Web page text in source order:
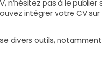
n’hésitez pas à le publier
intégrer votre CV
divers outils,